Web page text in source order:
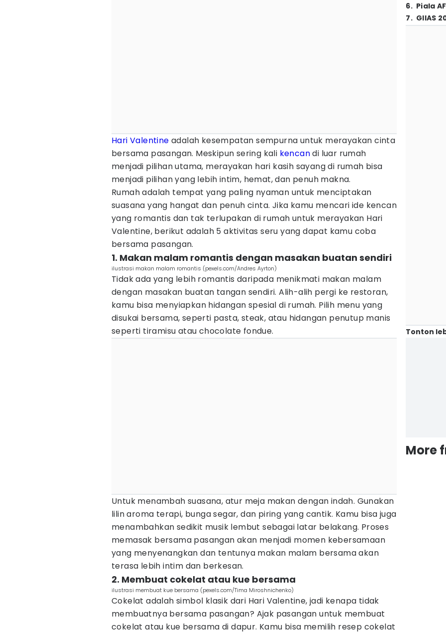
Hari Valentine adalah kesempatan sempurna untuk merayakan cinta
bersama pasangan. Meskipun sering kali kencandi luar rumah
menjadi pilihan utama, merayakan hari kasih sayang di rumah bisa
menjadi pilihan yang lebih intim, hemat, dan penuh makna.
Rumah adalah tempat yang paling nyaman untuk menciptakan
suasana yang hangat dan penuh cinta. Jika kamu mencari ide kencan
yang romantis dan tak terlupakan di rumah untuk merayakan Hari
Valentine, berikut adalah 5 aktivitas seru yang dapat kamu coba
bersama pasangan.
1. Makan malam romantis dengan masakan buatan sendiri
ilustrasi makan malam romantis (pexels.com/Andres Ayrton)
Tidak ada yang lebih romantis daripada menikmati makan malam
dengan masakan buatan tangan sendiri. Alih-alih pergi ke restoran,
kamu bisa menyiapkan hidangan spesial di rumah. Pilih menu yang
disukai bersama, seperti pasta, steak, atau hidangan penutup manis
seperti tiramisu atau chocolate fondue.
Untuk menambah suasana, atur meja makan dengan indah. Gunakan
lilin aroma terapi, bunga segar, dan piring yang cantik. Kamu bisa juga
menambahkan sedikit musik lembut sebagai latar belakang. Proses
memasak bersama pasangan akan menjadi momen kebersamaan
yang menyenangkan dan tentunya makan malam bersama akan
terasa lebih intim dan berkesan.
2. Membuat cokelat atau kue bersama
ilustrasi membuat kue bersama (pexels.com/Tima Miroshnichenko)
Cokelat adalah simbol klasik dari Hari Valentine, jadi kenapa tidak
membuatnya bersama pasangan? Ajak pasangan untuk membuat
cokelat atau kue bersama di dapur. Kamu bisa memilih resep cokelat
6. Piala
7. GIIAS
Tonton
More